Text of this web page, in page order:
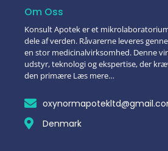
Om Oss
Konsult Apotek er et
dele af verden. Råvarerne leveres
en stor medicinalvirksomhed. Denne
udstyr, teknologi og ekspertise, der
den primære Læs mere…
Denmark